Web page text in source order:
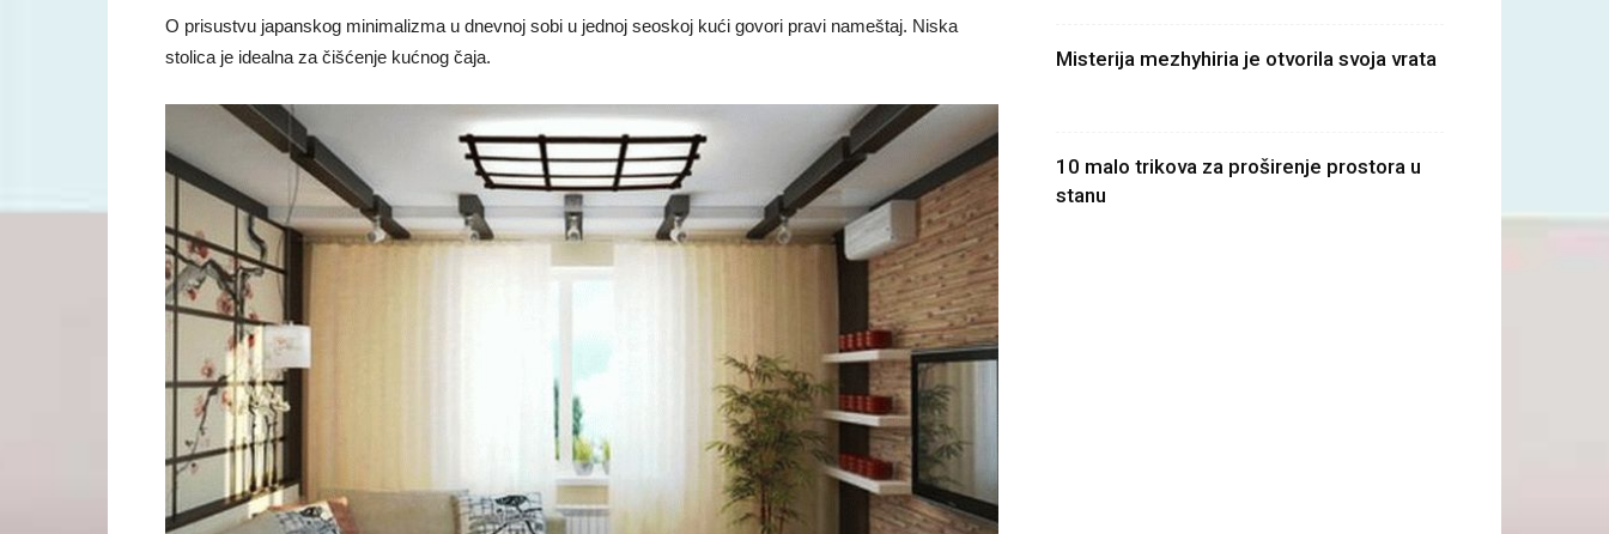
O prisustvu japanskog minimalizma u dnevnoj sobi u jednoj seoskoj kući govori pravi nameštaj. Niska
stolica je idealna za čišćenje kućnog čaja.
Misterija mezhyhiria je otvorila svoja vrata
10 malo trikova za proširenje prostora u
stanu